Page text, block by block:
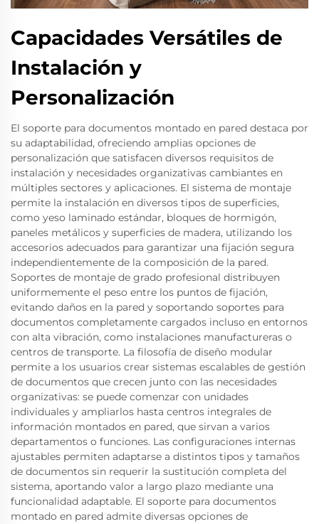
Capacidades Versátiles de
Instalación y
Personalización
El soporte para documentos montado en pared destaca por
su adaptabilidad, ofreciendo amplias opciones de
personalización que satisfacen diversos requisitos de
instalación y necesidades organizativas cambiantes en
múltiples sectores y aplicaciones. El sistema de montaje
permite la instalación en diversos tipos de superficies,
como yeso laminado estándar, bloques de hormigón,
paneles metálicos y superficies de madera, utilizando los
accesorios adecuados para garantizar una fijación segura
independientemente de la composición de la pared.
Soportes de montaje de grado profesional distribuyen
uniformemente el peso entre los puntos de fijación,
evitando daños en la pared y soportando soportes para
documentos completamente cargados incluso en entornos
con alta vibración, como instalaciones manufactureras o
centros de transporte. La filosofía de diseño modular
permite a los usuarios crear sistemas escalables de gestión
de documentos que crecen junto con las necesidades
organizativas: se puede comenzar con unidades
individuales y ampliarlos hasta centros integrales de
información montados en pared, que sirvan a varios
departamentos o funciones. Las configuraciones internas
ajustables permiten adaptarse a distintos tipos y tamaños
de documentos sin requerir la sustitución completa del
sistema, aportando valor a largo plazo mediante una
funcionalidad adaptable. El soporte para documentos
montado en pared admite diversas opciones de